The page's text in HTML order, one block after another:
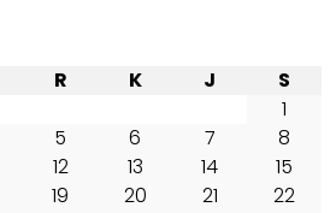
R K J
S
1
5 6 7
8
12 13 14
15
19 20 21
22